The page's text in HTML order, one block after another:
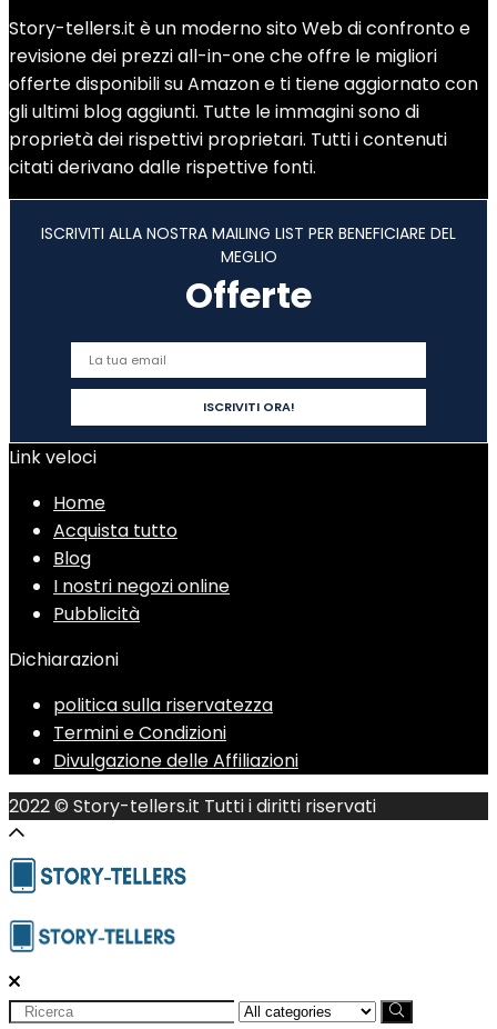
Story-tellers.it è un moderno sito Web di confronto e
revisione dei prezzi all-in-one che offre le migliori
offerte disponibili su Amazon e ti tiene aggiornato con
gli ultimi blog aggiunti. Tutte le immagini sono di
proprietà dei rispettivi proprietari. Tutti i contenuti
citati derivano dalle rispettive fonti.
ISCRIVITI ALLA NOSTRA MAILING LIST PER BENEFICIARE DEL
MEGLIO
Offerte
Link veloci
Home
Acquista tutto
Blog
I nostri negozi online
Pubblicità
Dichiarazioni
politica sulla riservatezza
Termini e Condizioni
Divulgazione delle Affiliazioni
2022 © Story-tellers.it Tutti i diritti riservati
Search